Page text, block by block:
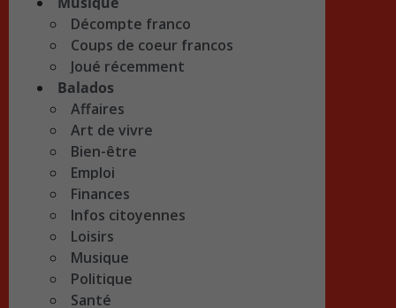
Décompte franco
Coups de coeur francos
Joué récemment
Balados
Affaires
Art de vivre
Bien-être
Emploi
Finances
Infos citoyennes
Loisirs
Musique
Politique
Santé